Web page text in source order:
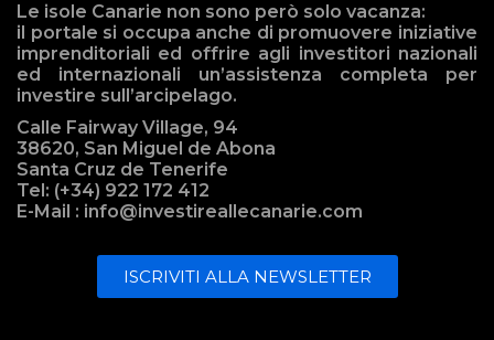
Le isole Canarie non sono però solo vacanza:
il portale si occupa anche di promuovere iniziative
imprenditoriali ed offrire agli investitori nazionali
ed internazionali un’assistenza completa per
investire sull’arcipelago.
Calle Fairway Village, 94
38620, San Miguel de Abona
Santa Cruz de Tenerife
Tel: (+34) 922 172 412
E-Mail : info@investireallecanarie.com
ISCRIVITI ALLA NEWSLETTER